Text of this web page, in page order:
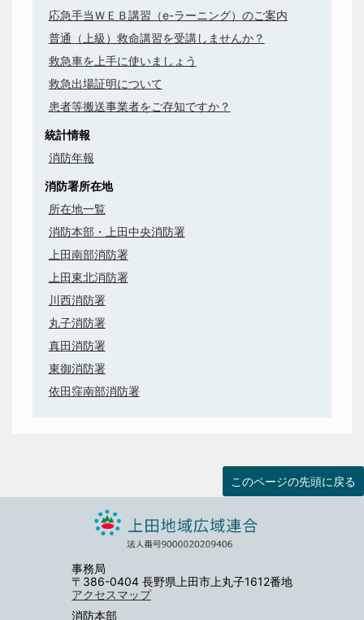
応急手当ＷＥＢ講習（e-ラーニング）のご案内
普通（上級）救命講習を受講しませんか？
救急車を上手に使いましょう
救急出場証明について
患者等搬送事業者をご存知ですか？
統計情報
消防年報
消防署所在地
所在地一覧
消防本部・上田中央消防署
上田南部消防署
上田東北消防署
川西消防署
丸子消防署
真田消防署
東御消防署
依田窪南部消防署
このページの先頭に戻る
事務局
〒386-0404 長野県上田市上丸子1612番地
アクセスマップ
消防本部